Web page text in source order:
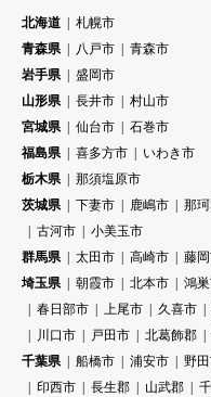
北海道
札幌市
青森県
八戸市
青森市
岩手県
盛岡市
山形県
長井市
村山市
宮城県
仙台市
石巻市
福島県
喜多方市
いわき市
栃木県
那須塩原市
茨城県
下妻市 鹿嶋市 那
古河市
小美玉市
群馬県
太田市 高崎市 藤
埼玉県
朝霞市 北本市 鴻
春日部市
上尾市 久喜市
川口市
戸田市 北葛飾郡
千葉県
船橋市 浦安市 野
印西市
長生郡 山武郡